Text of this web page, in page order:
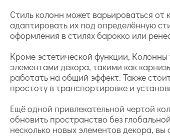
Стиль колонн может варьироваться
адаптировать их под определённую
оформления в стилях барокко или
Кроме эстетической функции,
элементами декора, такими как
работать на общий эффект. Также
простоту в транспортировке и
Ещё одной привлекательной чертой
обновить пространство без
несколько новых элементов декора,